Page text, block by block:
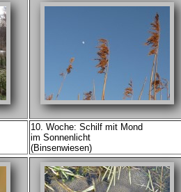
10. Woche: Schilf mit Mond
im Sonnenlicht
(Binsenwiesen)